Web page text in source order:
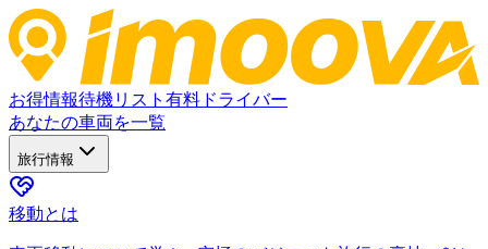
お得情報待機リスト 有料ドライバー
あなたの車両を一覧
旅行情報
移動とは